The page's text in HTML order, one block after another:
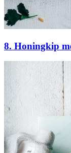
8. Honingkip